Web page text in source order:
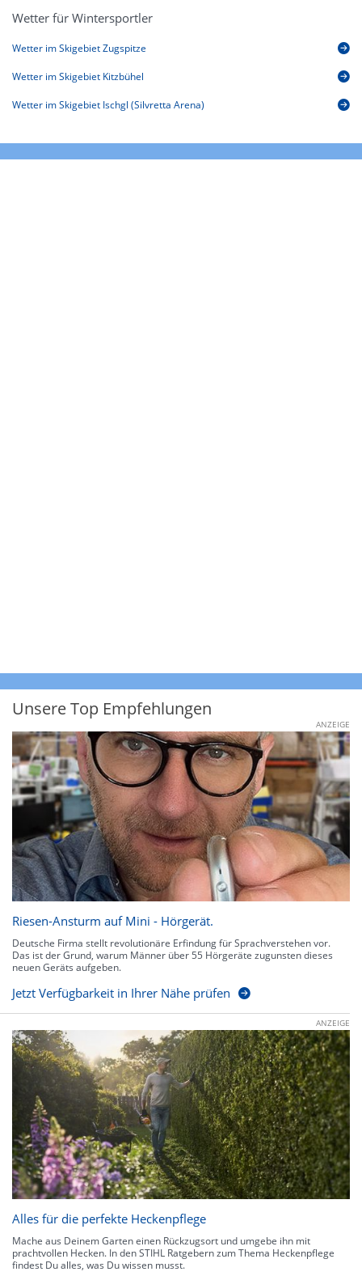
Wetter für Wintersportler
Wetter im Skigebiet Zugspitze
Wetter im Skigebiet Kitzbühel
Wetter im Skigebiet Ischgl (Silvretta Arena)
Unsere Top Empfehlungen
ANZEIGE
Riesen-Ansturm auf Mini - Hörgerät.
Deutsche Firma stellt revolutionäre Erfindung für Sprachverstehen vor.
Das ist der Grund, warum Männer über 55 Hörgeräte zugunsten dieses
neuen Geräts aufgeben.
Jetzt Verfügbarkeit in Ihrer Nähe prüfen
ANZEIGE
Alles für die perfekte Heckenpflege
Mache aus Deinem Garten einen Rückzugsort und umgebe ihn mit
prachtvollen Hecken. In den STIHL Ratgebern zum Thema Heckenpflege
findest Du alles, was Du wissen musst.